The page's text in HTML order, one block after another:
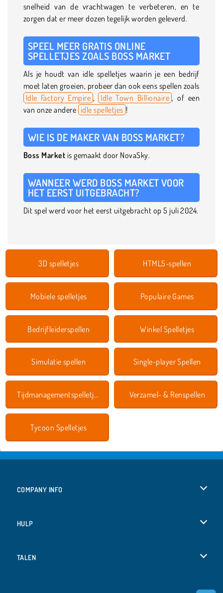
snelheid van de vrachtwagen te verbeteren, en te
zorgen dat er meer dozen tegelijk worden geleverd.
SPEEL MEER GRATIS ONLINE
SPELLETJES ZOALS BOSS MARKET
Als je houdt van idle spelletjes waarin je een bedrijf
moet laten groeien, probeer dan ook eens spellen zoals
Idle Factory Empire , Idle Town Billionaire , of een
van onze andere idle spelletjes !
WIE IS DE MAKER VAN BOSS MARKET?
Boss Market is gemaakt door NovaSky.
WANNEER WERD BOSS MARKET VOOR
HET EERST UITGEBRACHT?
Dit spel werd voor het eerst uitgebracht op 5 juli 2024.
3D spelletjes HTML5-spellen
Mobiele spelletjes Populaire Games
Bedrijfleiderspellen Winkel Spelletjes
Simulatie spellen Single-player Spellen
Tijdmanagementspelletjes Verzamel- & Renspellen
Tycoon Spelletjes
COMPANY INFO
HULP
TALEN